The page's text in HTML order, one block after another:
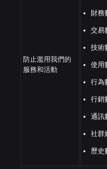
防止濫用我們的
服務和活動
財務
交易
技術
使用
行為
行銷
通訊
社群
歷史